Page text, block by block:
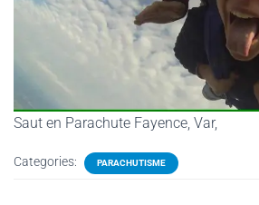
Saut en Parachute Fayence, Var,
Categories: PARACHUTISME